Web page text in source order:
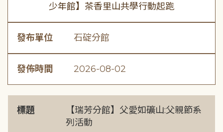
少年館】茶香里山共學行動起跑
發布單位 石碇分館
發佈時間 2026-08-02
標題
【瑞芳分館】父愛如礦山:父親節系
列活動